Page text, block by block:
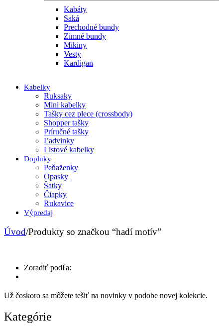
Kabáty
Saká
Prechodné bundy
Zimné bundy
Mikiny
Vesty
Kardigan
Kabelky
Ruksaky
Mini kabelky
Tašky cez plece (crossbody)
Shopper tašky
Príručné tašky
Ľadvinky
Listové kabelky
Doplnky
Peňaženky
Opasky
Šatky
Čiapky
Rukavice
Výpredaj
Úvod/Produkty so značkou “hadí motív”
Zoradiť podľa:
Už čoskoro sa môžete tešiť na novinky v podobe novej kolekcie.
Kategórie